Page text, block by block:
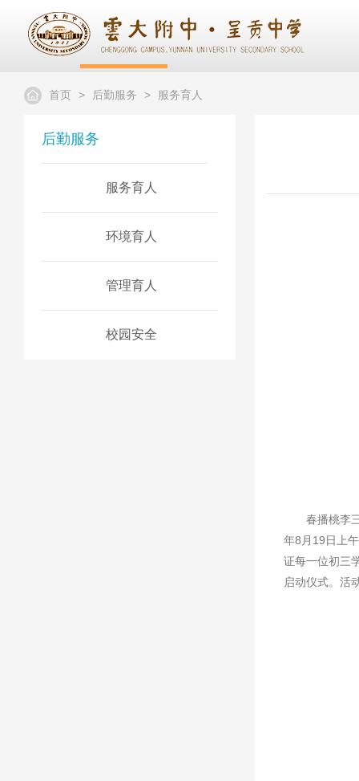
首页 > 后勤服务 > 服务育人
后勤服务
服务育人
环境育人
管理育人
校园安全
春播桃李
年8月19日上
证每一位初三
启动仪式。活